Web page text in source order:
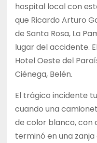
hospital local con
que Ricardo Arturo
de Santa Rosa, La
lugar del accidente.
Hotel Oeste del
Ciénega, Belén.
El trágico incidente
cuando una
de color blanco, con
terminó en una